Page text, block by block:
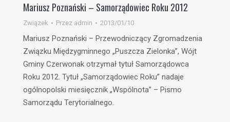
Mariusz Poznański – Samorządowiec Roku 2012
Związek Przez admin 2013/01/10
Mariusz Poznański – Przewodniczący Zgromadzenia
Związku Międzygminnego „Puszcza Zielonka”, Wójt
Gminy Czerwonak otrzymał tytuł Samorządowca
Roku 2012. Tytuł „Samorządowiec Roku” nadaje
ogólnopolski miesięcznik „Wspólnota” – Pismo
Samorządu Terytorialnego.